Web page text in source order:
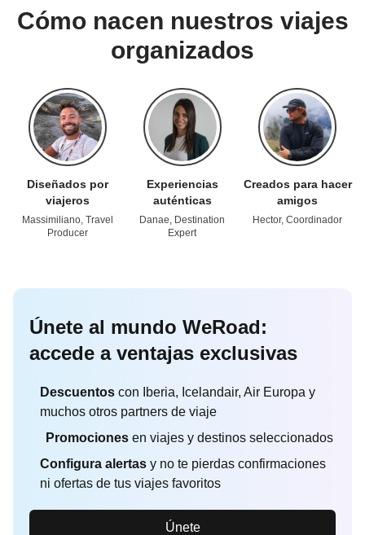
Cómo nacen nuestros viajes
organizados
Diseñados por
viajeros
Massimiliano, Travel
Producer
Experiencias
auténticas
Danae, Destination
Expert
Creados para hacer
amigos
Hector, Coordinador
Únete al mundo WeRoad:
accede a ventajas exclusivas
Descuentoscon Iberia, Icelandair, Air Europa y
muchos otros partners de viaje
Promociones en viajes y destinos seleccionados
Configura alertasy no te pierdas confirmaciones
ni ofertas de tus viajes favoritos
Únete